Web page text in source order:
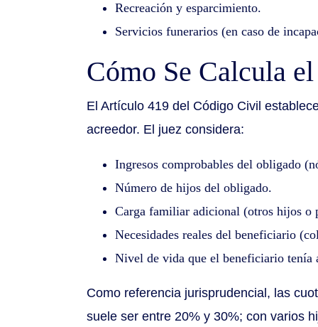
Recreación y esparcimiento.
Servicios funerarios (en caso de
Cómo Se Calcula
El Artículo 419 del Código Civil
acreedor. El juez considera:
Ingresos comprobables del obligado
Número de hijos del obligado.
Carga familiar adicional (otros hijos o
Necesidades reales del beneficiario
Nivel de vida que el beneficiario tenía
Como referencia jurisprudencial, las
suele ser entre 20% y 30%; con varios